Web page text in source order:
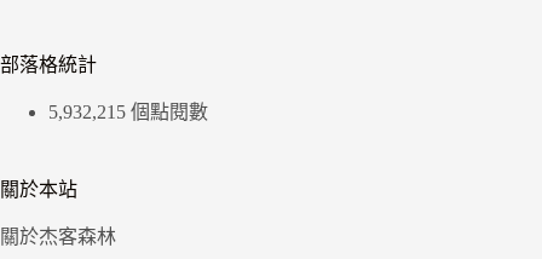
部落格統計
5,932,215 個點閱數
關於本站
關於杰客森林